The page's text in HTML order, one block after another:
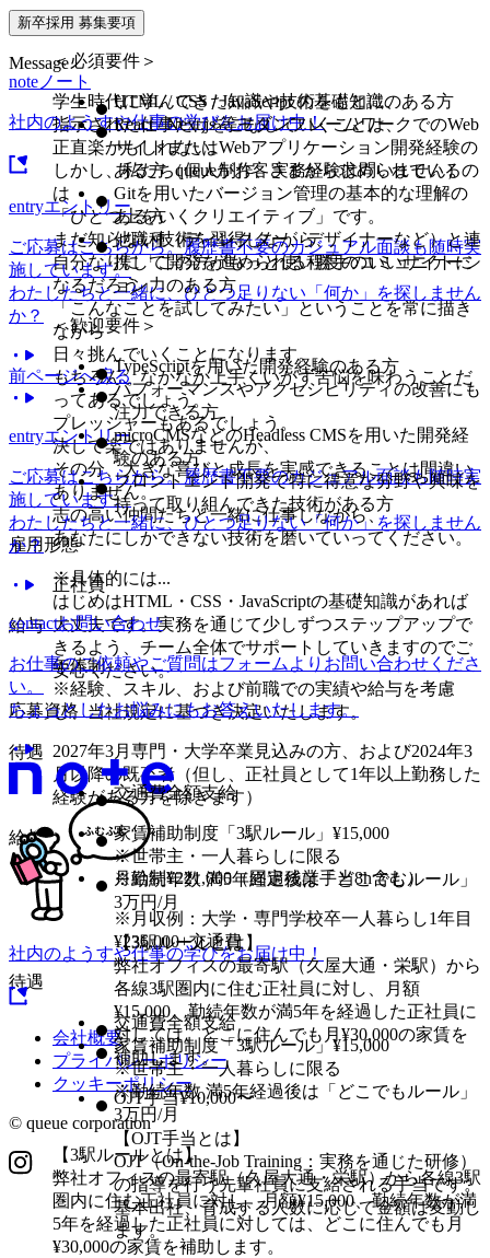
応募資格
＜必須要件＞
HTML / CSS / JavaScript の基礎知識のある方
React / Next.js 等モダンフレームワークでのWeb
サイトまたはWebアプリケーション開発経験の
ある方（個人制作、実務経験は問いません）
Gitを用いたバージョン管理の基本的な理解の
ある方
他職種（ディレクター、デザイナーなど）と連
携して開発を進められる程度のコミュニケーシ
ョン力のある方
＜歓迎要件＞
TypeScriptを用いた開発経験のある方
パフォーマンスやアクセシビリティの改善にも
注力できる方
microCMSなどのHeadless CMSを用いた開発経
験のある方
フロントエンド開発で特に得意な分野や興味を
持って取り組んできた技術がある方
雇用形態
正社員
給与
年俸制
※経験、スキル、および前職での実績や給与を考慮
し、当社規定に基づき決定いたします。
待遇
交通費全額支給
家賃補助制度「3駅ルール」¥15,000
※世帯主・一人暮らしに限る
※勤続年数 満5年経過後は「どこでもルール」
3万円/月
【3駅ルールとは】
弊社オフィスの最寄駅（久屋大通・栄駅）から
各線3駅圏内に住む正社員に対し、月額
¥15,000、勤続年数が満5年を経過した正社員に
対しては、どこに住んでも月¥30,000の家賃を
補助します。
OJT手当¥10,000〜
【OJT手当とは】
OJT（On-the-Job Training：実務を通じた研修）
の指導を行う先輩社員に支給される手当です。
基本出社、育成する人数に応じて金額は変動し
ます。
新卒採用 募集要項
Message
学生時代に学んできた知識や技術をもとに、
指示された仕事だけをこなしていくことは、
正直楽かもしれない。
しかし、私たちqueueがお客さまから求められているの
は
「ひとつ上をいくクリエイティブ」です。
まだ知らない技術を習得しながら、
自分なりに「この方がもっと使い勝手のいいサイトに
なるだろう」
「こんなことを試してみたい」ということを常に描き
ながら
日々挑んでいくことになります。
もちろん、なかなか上手くいかず苦悩を味わうことだ
ってあるでしょう。
プレッシャーもあるでしょう。
決して楽ではありませんが、
その分、大きな喜びと成長を実感できることは間違い
ありません。
志の高い仲間たちと一緒に仕事しながら、
あなたにしかできない技術を磨いていってください。
※具体的には...
はじめはHTML・CSS・JavaScriptの基礎知識があれば
大丈夫です。実務を通じて少しずつステップアップで
きるよう、チーム全体でサポートしていきますのでご
安心ください。
応募資格
2027年3月専門・大学卒業見込みの方、および2024年3
月以降の既卒者（但し、正社員として1年以上勤務した
経験がある方を除きます）
給与
月給制¥221,000（固定残業手当8h含む）
※月収例：大学・専門学校卒一人暮らし1年目
¥236,000+交通費
待遇
交通費全額支給
家賃補助制度「3駅ルール」¥15,000
※世帯主・一人暮らしに限る
※勤続年数 満5年経過後は「どこでもルール」
3万円/月
【3駅ルールとは】
弊社オフィスの最寄駅（久屋大通・栄駅）から各線3駅
圏内に住む正社員に対し、月額¥15,000、勤続年数が満
5年を経過した正社員に対しては、どこに住んでも月
¥30,000の家賃を補助します。
note ノート
社内のようすや仕事の学びをお届け中！
entryエントリー
ご応募はこちらから。履歴書不要のカジュアル面談も随時実
施しています。
わたしたちと一緒に、ひとつ足りない「何か」を探しません
か？
前ページへ戻る
entryエントリー
ご応募はこちらから。履歴書不要のカジュアル面談も随時実
施しています。
わたしたちと一緒に、ひとつ足りない「何か」を探しません
か？
contactお問い合わせ
お仕事のご依頼やご質問はフォームよりお問い合わせくださ
い。
ちょっとしたお悩みにもお答えいたします。
社内のようすや仕事の学びをお届け中！
会社概要
プライバシーポリシー
クッキーポリシー
© queue corporation